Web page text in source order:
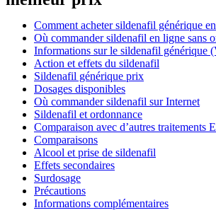
Comment acheter sildenafil générique
Où commander sildenafil en ligne sans
Informations sur le sildenafil générique
Action et effets du sildenafil
Sildenafil générique prix
Dosages disponibles
Où commander sildenafil sur Internet
Sildenafil et ordonnance
Comparaison avec d’autres traitements
Comparaisons
Alcool et prise de sildenafil
Effets secondaires
Surdosage
Précautions
Informations complémentaires